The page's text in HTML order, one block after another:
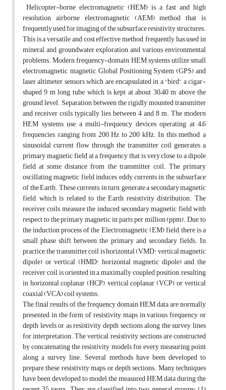
Helicopter-borne electromagnetic (HEM) is a fast and high
resolution airborne electromagnetic (AEM) method that is
frequently used for imaging of the subsurface resistivity structures.
This is a versatile and cost effective method, frequently has used in
mineral and groundwater exploration and various environmental
problems. Modern frequency-domain HEM systems utilize small
electromagnetic, magnetic, Global Positioning System (GPS) and
laser altimeter sensors which are encapsulated in a “bird”, a cigar-
shaped 9 m long tube, which is kept at about 30–40 m above the
ground level. Separation between the rigidly mounted transmitter
and receiver coils typically lies between 4 and 8 m. The modern
HEM systems use a multi-frequency devices operating at 4–6
frequencies, ranging from 200 Hz to 200 kHz. In this method, a
sinusoidal current flow through the transmitter coil generates a
primary magnetic field at a frequency that is very close to a dipole
field at some distance from the transmitter coil. The primary
oscillating magnetic field induces eddy currents in the subsurface
of the Earth. These currents, in turn, generate a secondary magnetic
field, which is related to the Earth resistivity distribution. The
receiver coils measure the induced secondary magnetic field with
respect to the primary magnetic in parts per million (ppm). Due to
the induction process of the Electromagnetic (EM) field, there is a
small phase shift between the primary and secondary fields. In
practice, the transmitter coil is horizontal (VMD: vertical magnetic
dipole) or vertical (HMD: horizontal magnetic dipole) and the
receiver coil is oriented in a maximally coupled position, resulting
in horizontal coplanar (HCP), vertical coplanar (VCP), or vertical
coaxial (VCA) coil systems.
The final results of the frequency domain HEM data are normally
presented in the form of resistivity maps in various frequency or
depth levels or as resistivity depth sections along the survey lines
for interpretation. The vertical resistivity sections are constructed
by concatenating the resistivity models for every measuring point
along a survey line. Several methods have been developed to
prepare these resistivity maps or depth sections. Many techniques
have been developed to model the measured HEM data during the